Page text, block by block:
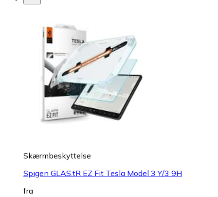
Skærmbeskyttelse
Spigen GLAS.tR EZ Fit Tesla Model 3 Y/3 9H
fra